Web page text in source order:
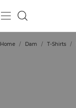
Home / Dam / T-Shirts /